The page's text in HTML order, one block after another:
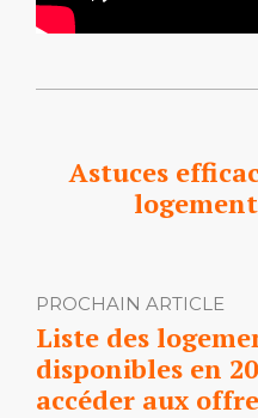
Astuces
PROCHAIN ARTICLE
Liste des
disponibles en
accéder aux